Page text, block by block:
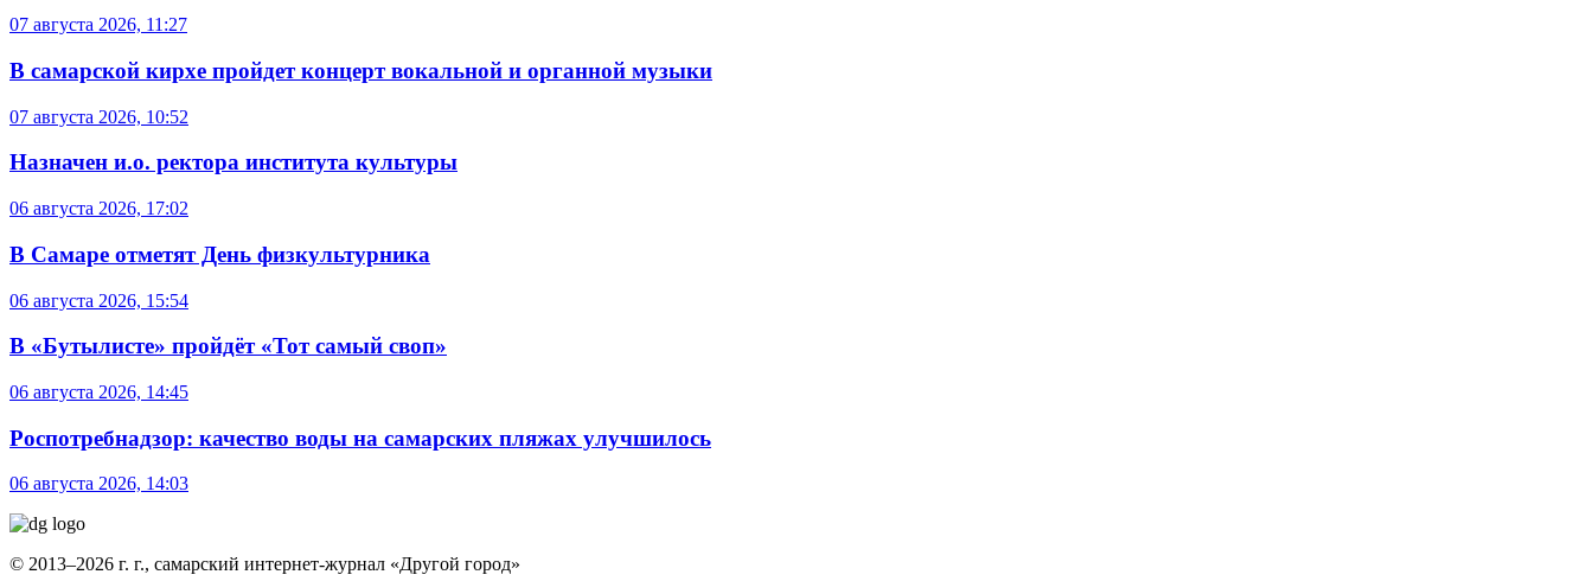
07 августа 2026, 11:27
В самарской кирхе пройдет концерт вокальной и органной музыки
07 августа 2026, 10:52
Назначен и.о. ректора института культуры
06 августа 2026, 17:02
В Самаре отметят День физкультурника
06 августа 2026, 15:54
В «Бутылисте» пройдёт «Тот самый своп»
06 августа 2026, 14:45
Роспотребнадзор: качество воды на самарских пляжах улучшилось
06 августа 2026, 14:03
© 2013–2026 г. г., самарский интернет-журнал «Другой город»